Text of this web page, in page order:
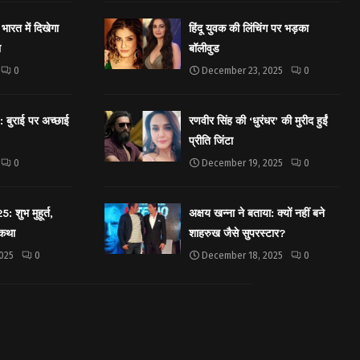
में दिखेगा
0
पर अच्छाई
0
शुभ मुहूर्त,
0
हिंदू युवक की लिंचिंग पर भड़का
बॉलीवुड
December 23, 2025 0
रणवीर सिंह की ‘धुरंधर’ की मुरीद हुईं
प्रीति जिंटा
December 19, 2025 0
अक्षय खन्ना ने बताया: क्यों नहीं बने
शाहरुख जैसे सुपरस्टार?
December 18, 2025 0